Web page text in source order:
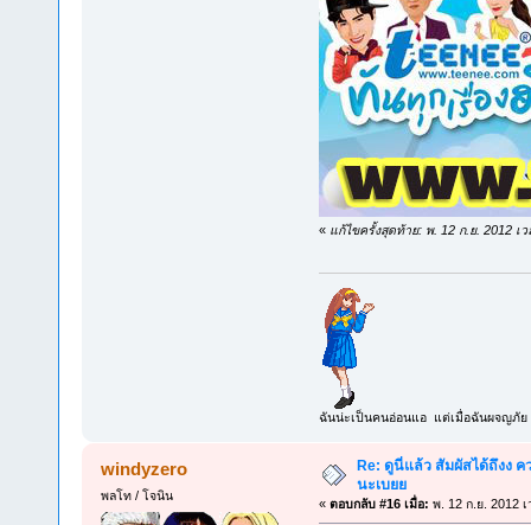
« แก้ไขครั้งสุดท้าย: พ. 12 ก.ย. 2012 เ
ฉันน่ะเป็นคนอ่อนแอ แต่เมื่อฉันผจญภัย
windyzero
พลโท / โจนิน
Re: ดูนี่แล้ว สัมผัสได้ถึงง
นะเบยย
« ตอบกลับ #16 เมื่อ: พ. 12 ก.ย. 2012